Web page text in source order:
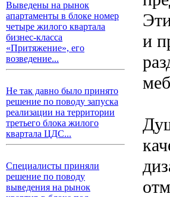
Выведены на рынок
апартаменты в блоке номер
четыре жилого квартала
бизнес-класса
«Притяжение», его
возведение...
Не так давно было принято
решение по поводу запуска
реализации на территории
третьего блока жилого
квартала ЦДС...
Специалисты приняли
решение по поводу
выведения на рынок
и